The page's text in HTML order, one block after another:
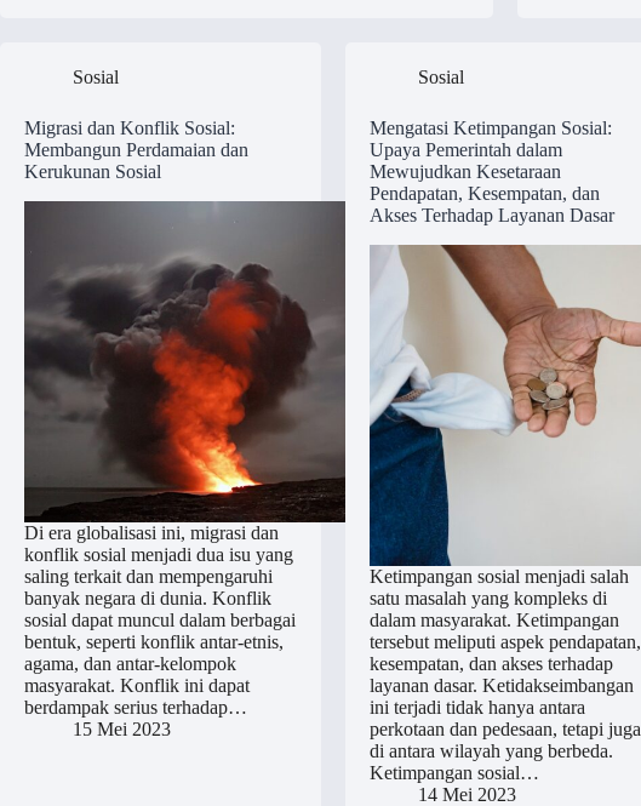
Sosial
Migrasi dan Konflik Sosial:
Membangun Perdamaian dan
Kerukunan Sosial
Di era globalisasi ini, migrasi dan
konflik sosial menjadi dua isu yang
saling terkait dan mempengaruhi
banyak negara di dunia. Konflik
sosial dapat muncul dalam berbagai
bentuk, seperti konflik antar-etnis,
agama, dan antar-kelompok
masyarakat. Konflik ini dapat
berdampak serius terhadap…
15 Mei 2023
Sosial
Mengatasi Ketimpangan Sosial:
Upaya Pemerintah dalam
Mewujudkan Kesetaraan
Pendapatan, Kesempatan, dan
Akses Terhadap Layanan Dasar
Ketimpangan sosial menjadi salah
satu masalah yang kompleks di
dalam masyarakat. Ketimpangan
tersebut meliputi aspek pendapatan,
kesempatan, dan akses terhadap
layanan dasar. Ketidakseimbangan
ini terjadi tidak hanya antara
perkotaan dan pedesaan, tetapi juga
di antara wilayah yang berbeda.
Ketimpangan sosial…
14 Mei 2023